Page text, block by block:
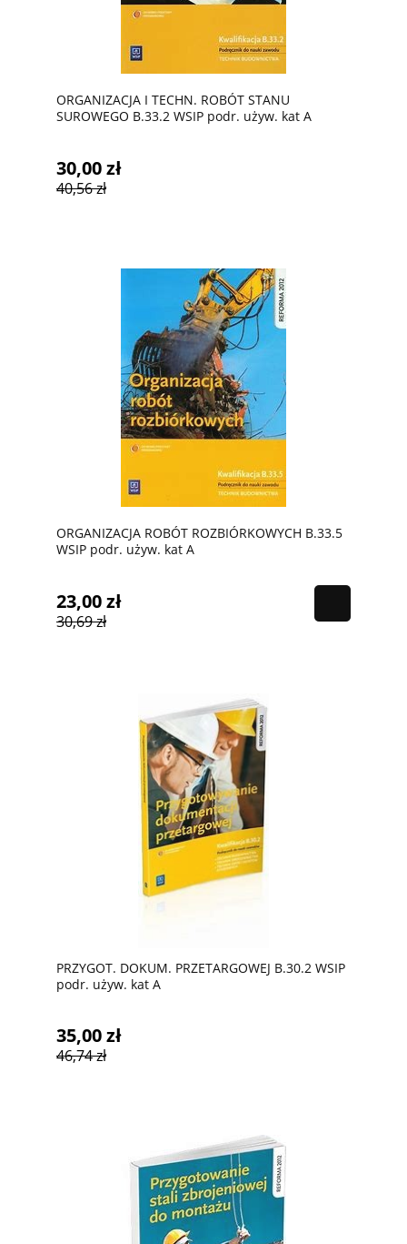
ORGANIZACJA I TECHN. ROBÓT STANU
SUROWEGO B.33.2 WSIP podr. używ. kat A
30,00 zł
40,56 zł
ORGANIZACJA ROBÓT ROZBIÓRKOWYCH B.33.5
WSIP podr. używ. kat A
23,00 zł
30,69 zł
PRZYGOT. DOKUM. PRZETARGOWEJ B.30.2 WSIP
podr. używ. kat A
35,00 zł
46,74 zł